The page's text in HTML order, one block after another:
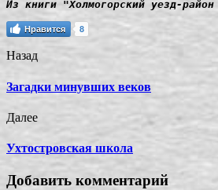
Нравится 8
Назад
Загадки минувших веков
Далее
Ухтостровская школа
Добавить комментарий